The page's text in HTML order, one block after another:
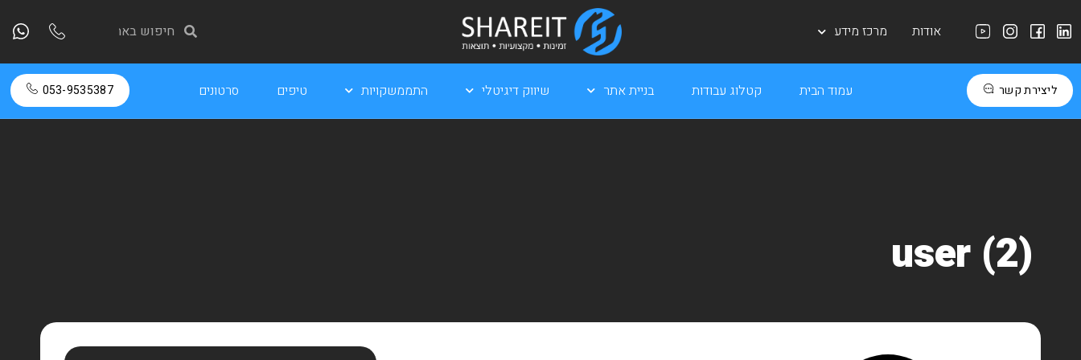
אודות מרכז מידע
ליצירת קשר עמוד הבית קטלוג עבודות בניית אתר שיווק דיגיטלי התממשקויות טיפים סרטונים 053-9535387
user (2)